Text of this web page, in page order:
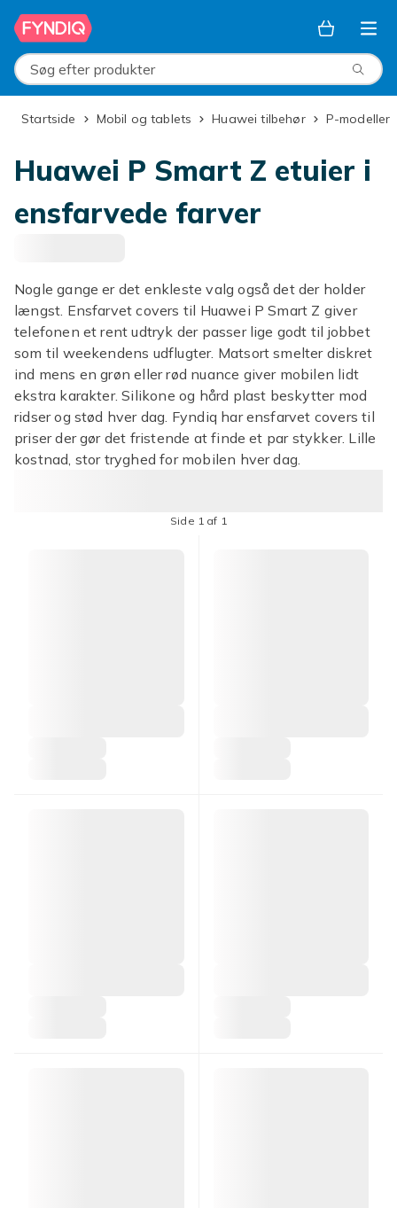
Spring til hovedindhold
Søg efter produkter
Startside Mobil og tablets Huawei tilbehør P-modeller
Huawei P Smart Z etuier i
ensfarvede farver
Nogle gange er det enkleste valg også det der holder
længst. Ensfarvet covers til Huawei P Smart Z giver
telefonen et rent udtryk der passer lige godt til jobbet
som til weekendens udflugter. Matsort smelter diskret
ind mens en grøn eller rød nuance giver mobilen lidt
ekstra karakter. Silikone og hård plast beskytter mod
ridser og stød hver dag. Fyndiq har ensfarvet covers til
priser der gør det fristende at finde et par stykker. Lille
kostnad, stor tryghed for mobilen hver dag.
Side 1 af 1